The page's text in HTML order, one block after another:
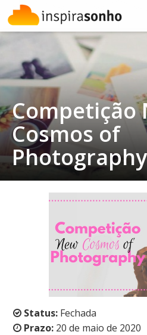
Competição
Cosmos of
Status: Fechada
Prazo: 20 de maio de 2020